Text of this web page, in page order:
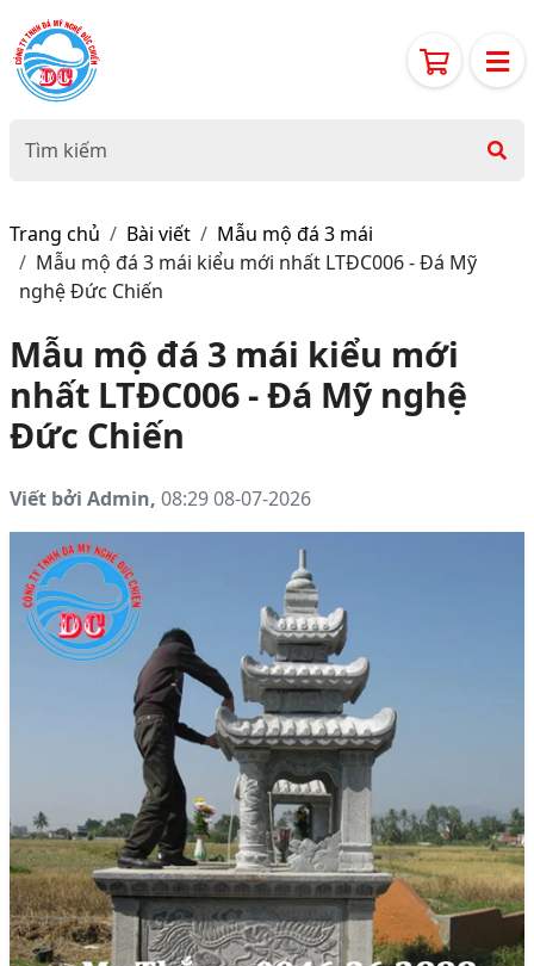
Trang chủ Bài viết
Mẫu mộ đá 3 mái
Mẫu mộ đá 3 mái kiểu mới nhất LTĐC006 - Đá Mỹ
nghệ Đức Chiến
Mẫu mộ đá 3 mái kiểu mới
nhất LTĐC006 - Đá Mỹ nghệ
Đức Chiến
Viết bởi Admin, 08:29 08-07-2026